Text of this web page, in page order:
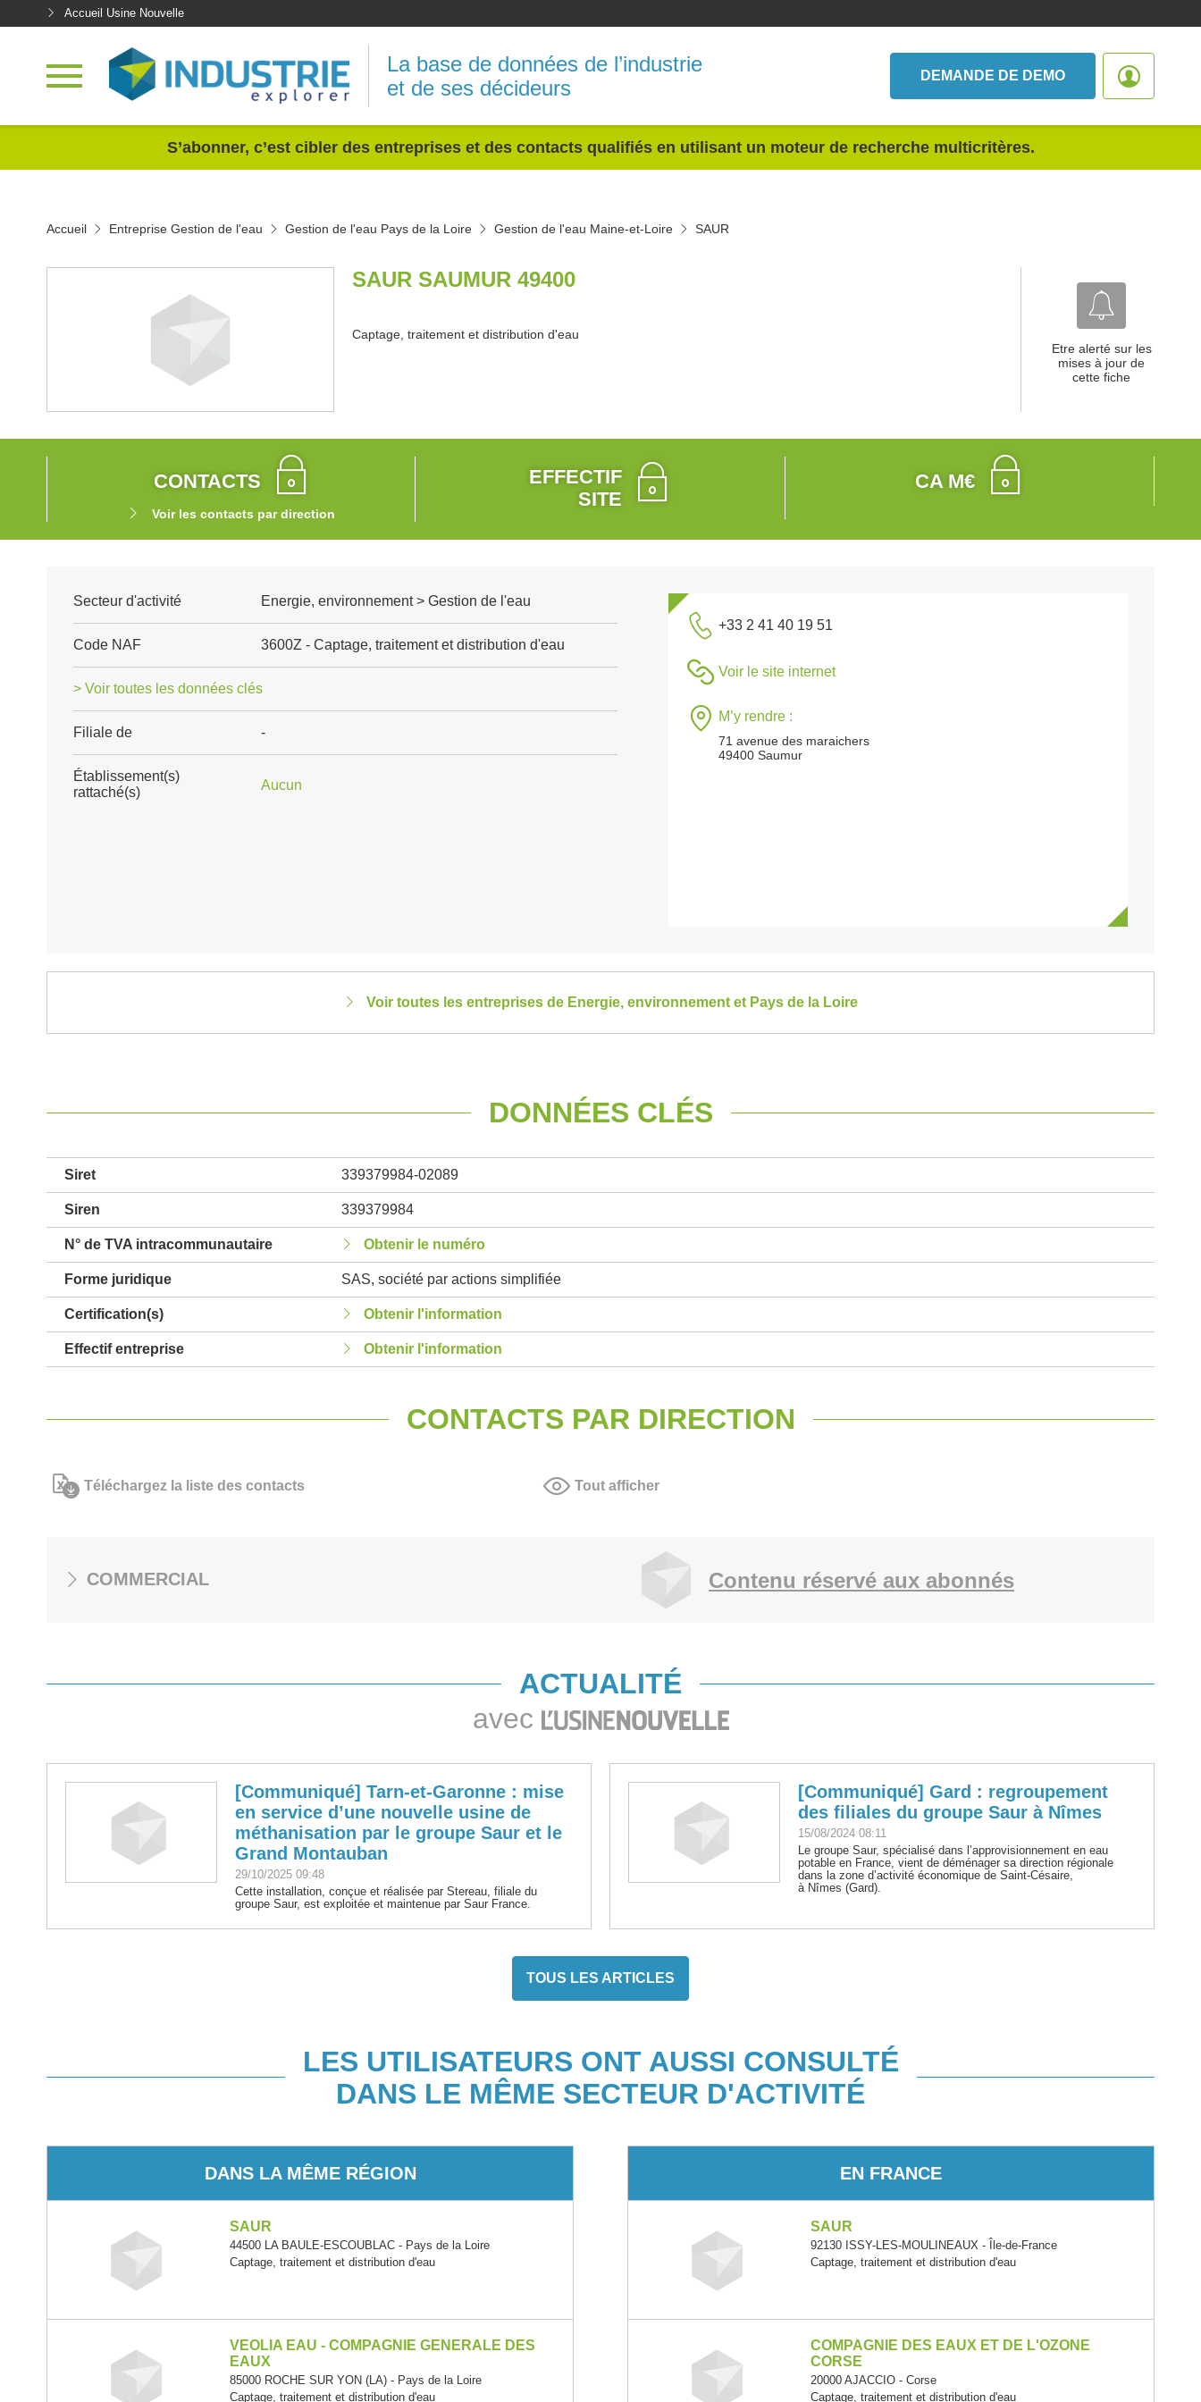
Accueil Usine Nouvelle
La base de données de l’industrie
et de ses décideurs
DEMANDE DE DEMO
S’abonner, c’est cibler des entreprises et des contacts qualifiés en utilisant un moteur de recherche multicritères.
Accueil Entreprise Gestion de l'eau Gestion de l'eau Pays de la Loire Gestion de l'eau Maine-et-Loire SAUR
SAUR SAUMUR 49400
Captage, traitement et distribution d'eau
Etre alerté sur les
mises à jour de
cette fiche
CONTACTS
Voir les contacts par direction
EFFECTIF
SITE
CA M€
Secteur d'activité Energie, environnement > Gestion de l'eau
Code NAF 3600Z - Captage, traitement et distribution d'eau
> Voir toutes les données clés
Filiale de -
Établissement(s)
rattaché(s)
Aucun
+33 2 41 40 19 51
Voir le site internet
M’y rendre :
71 avenue des maraichers
49400 Saumur
Voir toutes les entreprises de Energie, environnement et Pays de la Loire
DONNÉES CLÉS
Siret 339379984-02089
Siren 339379984
N° de TVA intracommunautaire Obtenir le numéro
Forme juridique SAS, société par actions simplifiée
Certification(s) Obtenir l'information
Effectif entreprise Obtenir l'information
CONTACTS PAR DIRECTION
Téléchargez la liste des contacts Tout afficher
COMMERCIAL Contenu réservé aux abonnés
ACTUALITÉ
avec
[Communiqué] Tarn-et-Garonne : mise
en service d’une nouvelle usine de
méthanisation par le groupe Saur et le
Grand Montauban
29/10/2025 09:48
Cette installation, conçue et réalisée par Stereau, filiale du
groupe Saur, est exploitée et maintenue par Saur France.
[Communiqué] Gard : regroupement
des filiales du groupe Saur à Nîmes
15/08/2024 08:11
Le groupe Saur, spécialisé dans l’approvisionnement en eau
potable en France, vient de déménager sa direction régionale
dans la zone d’activité économique de Saint-Césaire,
à Nîmes (Gard).
TOUS LES ARTICLES
LES UTILISATEURS ONT AUSSI CONSULTÉ
DANS LE MÊME SECTEUR D'ACTIVITÉ
DANS LA MÊME RÉGION
SAUR
44500 LA BAULE-ESCOUBLAC - Pays de la Loire
Captage, traitement et distribution d'eau
VEOLIA EAU - COMPAGNIE GENERALE DES
EAUX
85000 ROCHE SUR YON (LA) - Pays de la Loire
Captage, traitement et distribution d'eau
EN FRANCE
SAUR
92130 ISSY-LES-MOULINEAUX - Île-de-France
Captage, traitement et distribution d'eau
COMPAGNIE DES EAUX ET DE L'OZONE
CORSE
20000 AJACCIO - Corse
Captage, traitement et distribution d'eau